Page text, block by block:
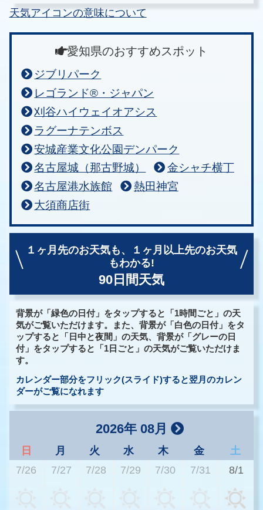
天気アイコンの意味について
愛知県のおすすめスポット
ジブリパーク
レゴランド®・ジャパン
刈谷ハイウェイオアシス
ラグーナテンボス
安城産業文化公園デンパーク
名古屋城（那古野城）
金シャチ横丁
名古屋港水族館
熱田神宮
大須商店街
１ヶ月先のお天気も、
１ヶ月以上先のお天気
もわかる!
90日間天気
背景が「緑色の日付」をタップすると「1時間ごと」の天
気がご覧いただけます。また、背景が「白色の日付」をタ
ップすると「日中と夜間」の天気、背景が「グレーの日
付」をタップすると「1日ごと」の天気がご覧いただけま
す。
カレンダー部分をフリック(スライド)すると翌月のカレン
ダーがご覧になれます
2026年 08月
日 月 火 水 木 金
土
7/26
7/27 7/28 7/29 7/30 7/31 8/1